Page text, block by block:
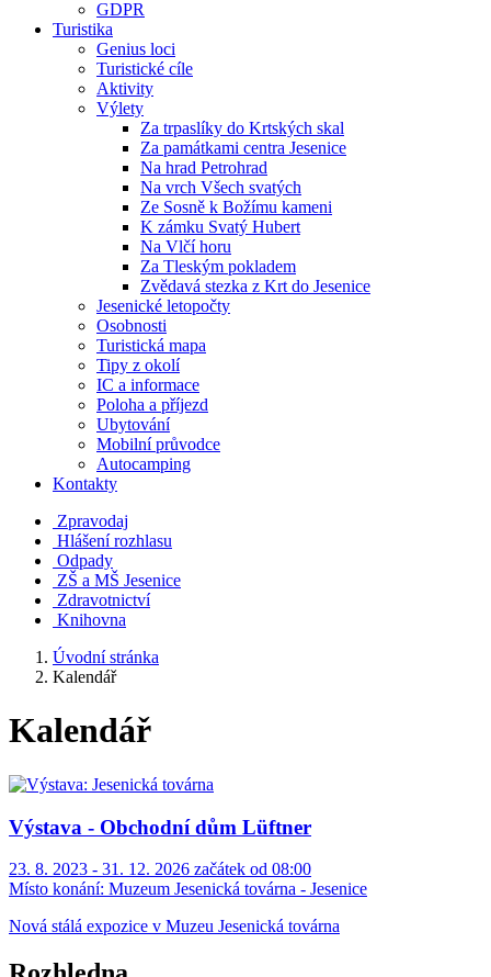
GDPR
Turistika
Genius loci
Turistické cíle
Aktivity
Výlety
Za trpaslíky do Krtských skal
Za památkami centra Jesenice
Na hrad Petrohrad
Na vrch Všech svatých
Ze Sosně k Božímu kameni
K zámku Svatý Hubert
Na Vlčí horu
Za Tleským pokladem
Zvědavá stezka z Krt do Jesenice
Jesenické letopočty
Osobnosti
Turistická mapa
Tipy z okolí
IC a informace
Poloha a příjezd
Ubytování
Mobilní průvodce
Autocamping
Kontakty
Zpravodaj
Hlášení rozhlasu
Odpady
ZŠ a MŠ Jesenice
Zdravotnictví
Knihovna
Úvodní stránka
Kalendář
Kalendář
Výstava - Obchodní dům Lüftner
23. 8. 2023 - 31. 12. 2026 začátek od 08:00
Místo konání: Muzeum Jesenická továrna - Jesenice
Nová stálá expozice v Muzeu Jesenická továrna